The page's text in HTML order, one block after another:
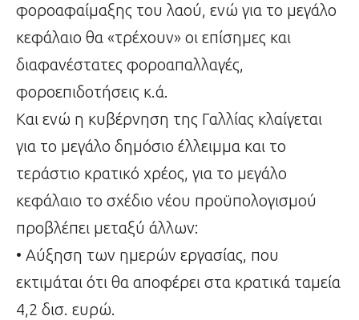
φοροαφαίμαξης του λαού, ενώ για το μεγάλο
κεφάλαιο θα «τρέχουν» οι επίσημες και
διαφανέστατες φοροαπαλλαγές,
φοροεπιδοτήσεις κ.ά.
Και ενώ η κυβέρνηση της Γαλλίας κλαίγεται
για το μεγάλο δημόσιο έλλειμμα και το
τεράστιο κρατικό χρέος, για το μεγάλο
κεφάλαιο το σχέδιο νέου προϋπολογισμού
προβλέπει μεταξύ άλλων:
• Αύξηση των ημερών εργασίας, που
εκτιμάται ότι θα αποφέρει στα κρατικά ταμεία
4,2 δισ. ευρώ.